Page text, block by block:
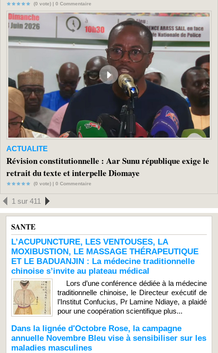
(0 vote) | 0 Commentaire
ACTUALITE
Révision constitutionnelle : Aar Sunu république exige le
retrait du texte et interpelle Diomaye
(0 vote) | 0 Commentaire
1 sur 411
SANTE
L’ACUPUNCTURE, LES VENTOUSES, LA
MOXIBUSTION, LE MASSAGE THÉRAPEUTIQUE
ET LE BADUANJIN : La médecine traditionnelle
chinoise s’invite au plateau médical
Lors d’une conférence dédiée à la médecine
traditionnelle chinoise, le Directeur exécutif de
l’Institut Confucius, Pr Lamine Ndiaye, a plaidé
pour une coopération scientifique plus...
Dans la lignée d'Octobre Rose, la campagne
annuelle Novembre Bleu vise à sensibiliser sur les
maladies masculines